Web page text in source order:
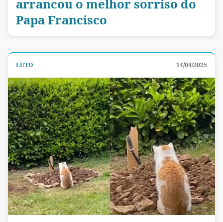
arrancou o melhor sorriso do
Papa Francisco
LUTO 14/04/2025